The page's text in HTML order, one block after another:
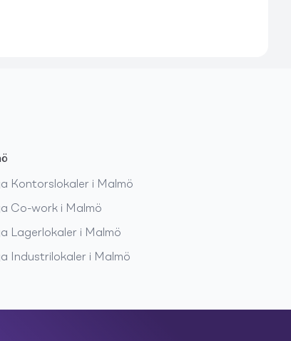
Kontorslokaler i Malmö
Co-work i Malmö
Lagerlokaler i Malmö
Industrilokaler i Malmö